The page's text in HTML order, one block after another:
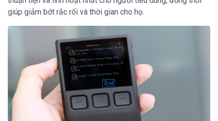
giúp giảm bớt rắc rối và thời gian cho họ.